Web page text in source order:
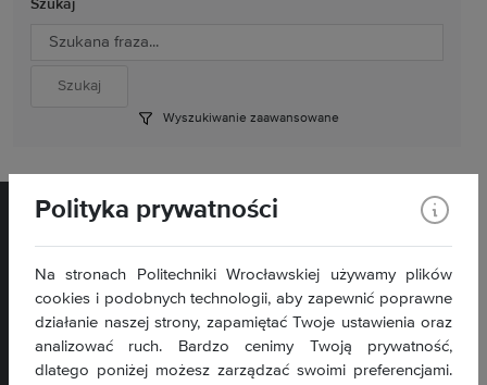
Szukaj
Wyszukiwanie zaawansowane
Wybrzeże Wyspiańskiego 27, 50- 370 Wrocław
Kontakt »
Deklaracja dostępności BIP »
Polityka prywatności
Na stronach Politechniki Wrocławskiej używamy plików
cookies i podobnych technologii, aby zapewnić poprawne
działanie naszej strony, zapamiętać Twoje ustawienia oraz
analizować ruch. Bardzo cenimy Twoją prywatność,
dlatego poniżej możesz zarządzać swoimi preferencjami.